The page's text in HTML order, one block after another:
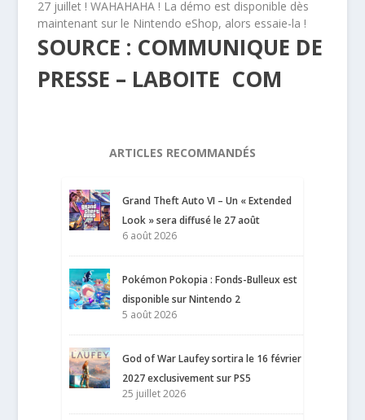
27 juillet ! WAHAHAHA ! La démo est disponible dès
maintenant sur le Nintendo eShop, alors essaie-la !
SOURCE : COMMUNIQUE DE
PRESSE – LABOITE COM
ARTICLES RECOMMANDÉS
Grand Theft Auto VI – Un « Extended
Look » sera diffusé le 27 août
6 août 2026
Pokémon Pokopia : Fonds-Bulleux est
disponible sur Nintendo 2
5 août 2026
God of War Laufey sortira le 16 février
2027 exclusivement sur PS5
25 juillet 2026